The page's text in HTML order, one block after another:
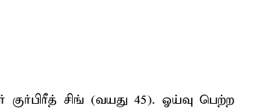
சிங் (வயது 45). ஓய்வு பெற்ற